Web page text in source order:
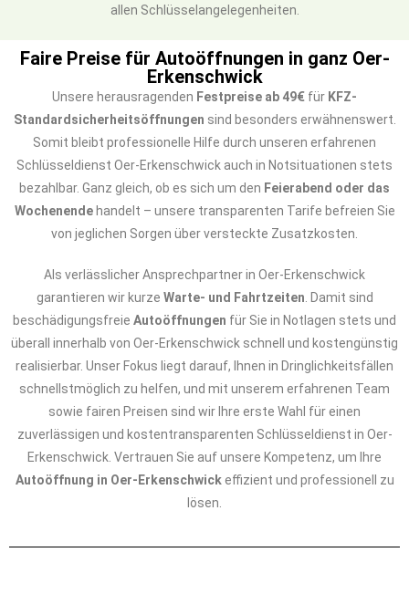
allen Schlüsselangelegenheiten.
Faire Preise für Autoöffnungen in ganz Oer-
Erkenschwick
Unsere herausragenden Festpreise ab 49€ für KFZ-
Standardsicherheitsöffnungen sind besonders erwähnenswert.
Somit bleibt professionelle Hilfe durch unseren erfahrenen
Schlüsseldienst Oer-Erkenschwick auch in Notsituationen stets
bezahlbar. Ganz gleich, ob es sich um den Feierabend oder das
Wochenendehandelt – unsere transparenten Tarife befreien Sie
von jeglichen Sorgen über versteckte Zusatzkosten.
Als verlässlicher Ansprechpartner in Oer-Erkenschwick
garantieren wir kurze Warte- und Fahrtzeiten . Damit sind
beschädigungsfreie Autoöffnungen für Sie in Notlagen stets und
überall innerhalb von Oer-Erkenschwick schnell und kostengünstig
realisierbar. Unser Fokus liegt darauf, Ihnen in Dringlichkeitsfällen
schnellstmöglich zu helfen, und mit unserem erfahrenen Team
sowie fairen Preisen sind wir Ihre erste Wahl für einen
zuverlässigen und kostentransparenten Schlüsseldienst in Oer-
Erkenschwick. Vertrauen Sie auf unsere Kompetenz, um Ihre
Autoöffnung in Oer-Erkenschwickeffizient und professionell zu
lösen.